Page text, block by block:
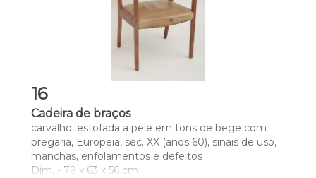
16
Cadeira de braços
carvalho, estofada a pele em tons de bege com
pregaria, Europeia, séc. XX (anos 60), sinais de uso,
manchas, enfolamentos e defeitos
Dim. - 79 x 63 x 56 cm